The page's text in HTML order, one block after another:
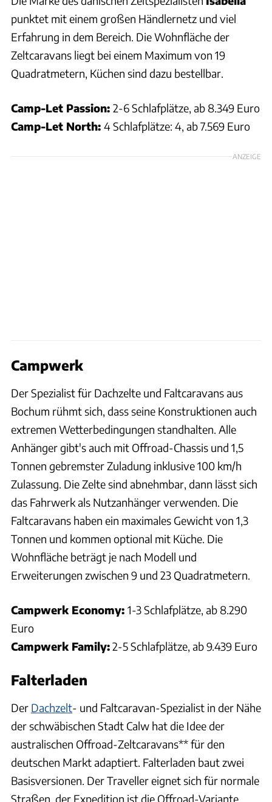
punktet mit einem großen Händlernetz und viel
Erfahrung in dem Bereich. Die Wohnfläche der
Zeltcaravans liegt bei einem Maximum von 19
Quadratmetern, Küchen sind dazu bestellbar.
Camp-Let Passion: 2-6 Schlafplätze, ab 8.349 Euro
Camp-Let North: 4 Schlafplätze: 4, ab 7.569 Euro
ANZEIGE
Campwerk
Der Spezialist für Dachzelte und Faltcaravans aus
Bochum rühmt sich, dass seine Konstruktionen auch
extremen Wetterbedingungen standhalten. Alle
Anhänger gibt's auch mit Offroad-Chassis und 1,5
Tonnen gebremster Zuladung inklusive 100 km/h
Zulassung. Die Zelte sind abnehmbar, dann lässt sich
das Fahrwerk als Nutzanhänger verwenden. Die
Faltcaravans haben ein maximales Gewicht von 1,3
Tonnen und kommen optional mit Küche. Die
Wohnfläche beträgt je nach Modell und
Erweiterungen zwischen 9 und 23 Quadratmetern.
Campwerk Economy: 1-3 Schlafplätze, ab 8.290
Euro
Campwerk Family:2-5 Schlafplätze, ab 9.439 Euro
Falterladen
Der Dachzelt- und Faltcaravan-Spezialist in der Nähe
der schwäbischen Stadt Calw hat die Idee der
australischen Offroad-Zeltcaravans** für den
deutschen Markt adaptiert. Falterladen baut zwei
Basisversionen. Der Traveller eignet sich für normale
Straßen, der Expedition ist die Offroad-Variante.